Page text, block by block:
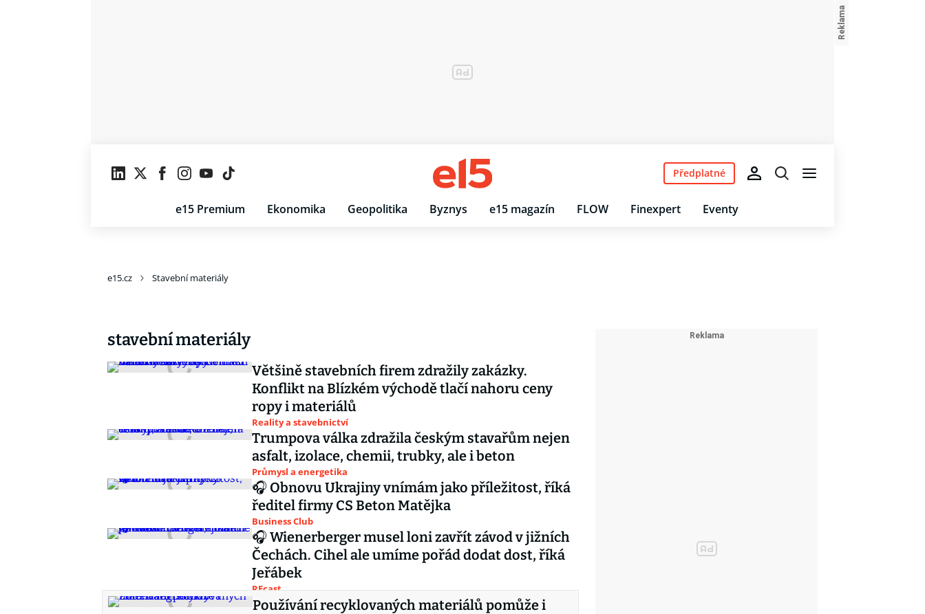
e15 Premium Ekonomika Geopolitika Byznys e15 magazín FLOW Finexpert Eventy
Předplatné
e15.cz Stavební materiály
stavební materiály
Většině stavebních firem zdražily zakázky.
Konflikt na Blízkém východě tlačí nahoru ceny
ropy i materiálů
Reality a stavebnictví
Trumpova válka zdražila českým stavařům nejen
asfalt, izolace, chemii, trubky, ale i beton
Průmysl a energetika
🎧 Obnovu Ukrajiny vnímám jako příležitost, říká
ředitel firmy CS Beton Matějka
Business Club
🎧 Wienerberger musel loni zavřít závod v jižních
Čechách. Cihel ale umíme pořád dodat dost, říká
Jeřábek
REcast
Používání recyklovaných materiálů pomůže i